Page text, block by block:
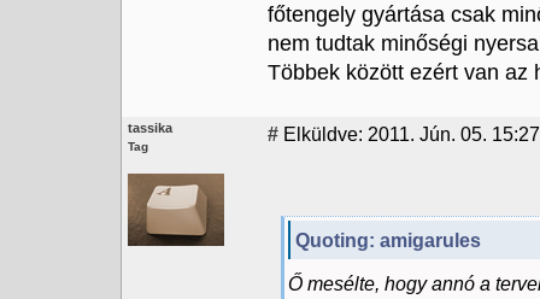
főtengely gyártása csak
nem tudtak minőségi
Többek között ezért van az
tassika
Tag
# Elküldve: 2011. Jún. 05. 15:27
Quoting: amigarules
Ő mesélte, hogy annó a